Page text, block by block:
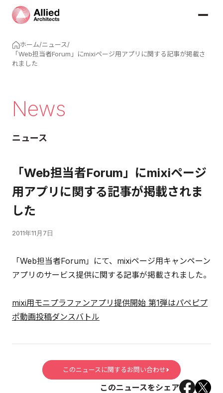
ホーム/ニュース/
「Web担当者Forum」にmixiページ用アプリに関する記事が掲載さ
れました
News
ニュース
「Web担当者Forum」にmixiページ
用アプリに関する記事が掲載されま
した
2011年11月7日
「Web担当者Forum」にて、mixiページ用キャンペーン
アプリのサービス提供に関する記事が掲載されました。
mixi用モニプラファンアプリ提供開始 第1弾はパペピプ
ポ動画投稿ダンスバトル
このニュースに関するお問い合わせ
このニュースをシェア